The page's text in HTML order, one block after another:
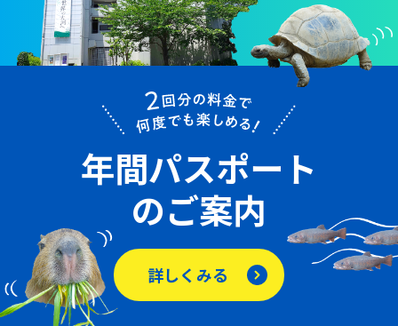
年間パスポート
のご案内
詳しくみる